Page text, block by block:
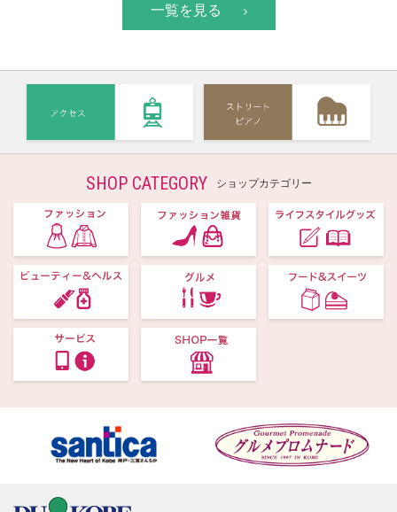
一覧を見る
SHOP CATEGORY ショップカテゴリー